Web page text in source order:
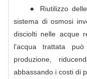
● Riutilizzo delle
sistema di osmosi
disciolti nelle acque
l'acqua trattata
produzione,
abbassando i costi di